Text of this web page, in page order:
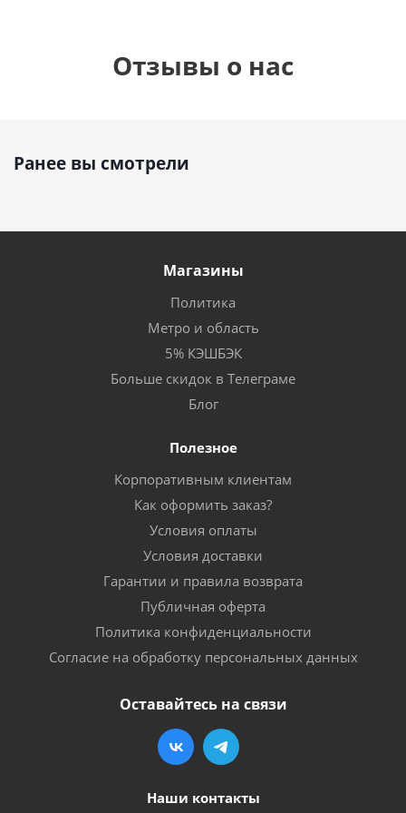
Отзывы о нас
Ранее вы смотрели
Магазины
Политика
Метро и область
5% КЭШБЭК
Больше скидок в Телеграме
Блог
Полезное
Корпоративным клиентам
Как оформить заказ?
Условия оплаты
Условия доставки
Гарантии и правила возврата
Публичная оферта
Политика конфиденциальности
Согласие на обработку персональных данных
Оставайтесь на связи
Наши контакты